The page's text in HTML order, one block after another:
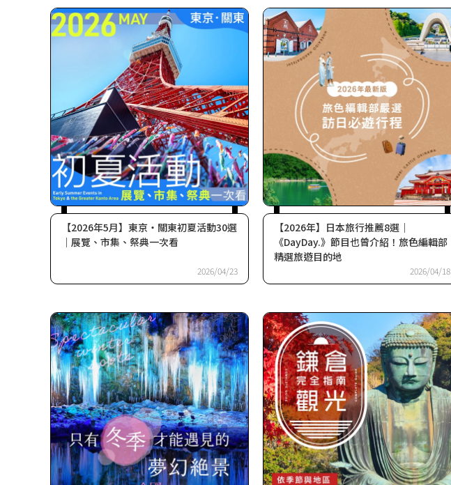
【2026年5月】東京・關東初夏活動30選
｜展覽、市集、祭典一次看
2026/04/23
【2026年】日本旅行推薦8選｜
《DayDay.》節目也曾介紹！旅色編輯部
精選旅遊目的地
2026/04/18